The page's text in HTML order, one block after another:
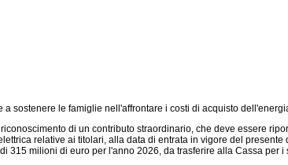
a sostenere le famiglie nell'affrontare i costi di acquisto
di un contributo straordinario, che deve essere
relative ai titolari, alla data di entrata in vigore del
315 milioni di euro per l'anno 2026, da trasferire alla Cassa per